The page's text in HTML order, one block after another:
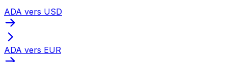
ADA vers USD
ADA vers EUR